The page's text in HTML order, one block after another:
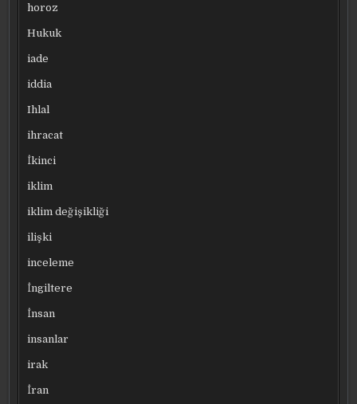
horoz
Hukuk
iade
iddia
Ihlal
ihracat
İkinci
iklim
iklim değişikliği
ilişki
inceleme
İngiltere
İnsan
insanlar
irak
İran